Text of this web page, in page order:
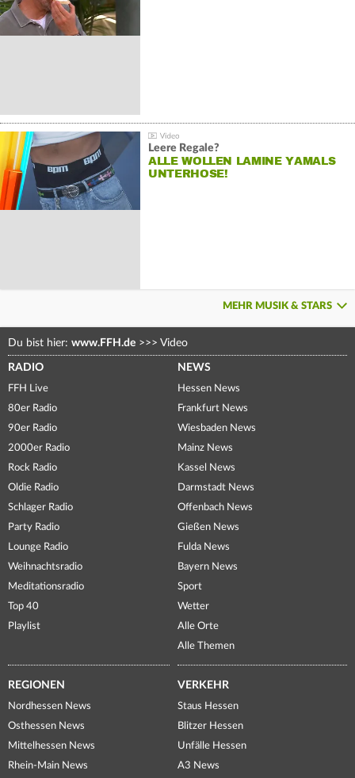
Leere Regale?
ALLE WOLLEN LAMINE YAMALS
UNTERHOSE!
MEHR MUSIK & STARS
Du bist hier: www.FFH.de >>> Video
RADIO
FFH Live
80er Radio
90er Radio
2000er Radio
Rock Radio
Oldie Radio
Schlager Radio
Party Radio
Lounge Radio
Weihnachtsradio
Meditationsradio
Top 40
Playlist
NEWS
Hessen News
Frankfurt News
Wiesbaden News
Mainz News
Kassel News
Darmstadt News
Offenbach News
Gießen News
Fulda News
Bayern News
Sport
Wetter
Alle Orte
Alle Themen
REGIONEN
Nordhessen News
Osthessen News
Mittelhessen News
Rhein-Main News
VERKEHR
Staus Hessen
Blitzer Hessen
Unfälle Hessen
A3 News